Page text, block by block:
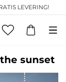
LEVERING!
sunset